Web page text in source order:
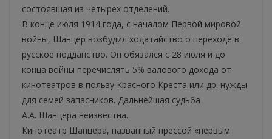
состоявшая из четырех отделений.
В конце июля 1914 года, с началом Первой мировой
войны, Шанцер возбудил ходатайство о переходе в
русское подданство. Он обязался с 28 июля и до
конца войны перечислять 5% валового дохода от
кинотеатров в пользу Красного Креста или др. нужды
для семей запасников. Дальнейшая судьба
А.А. Шанцера неизвестна.
Кинотеатр Шанцера, названный прессой «первым